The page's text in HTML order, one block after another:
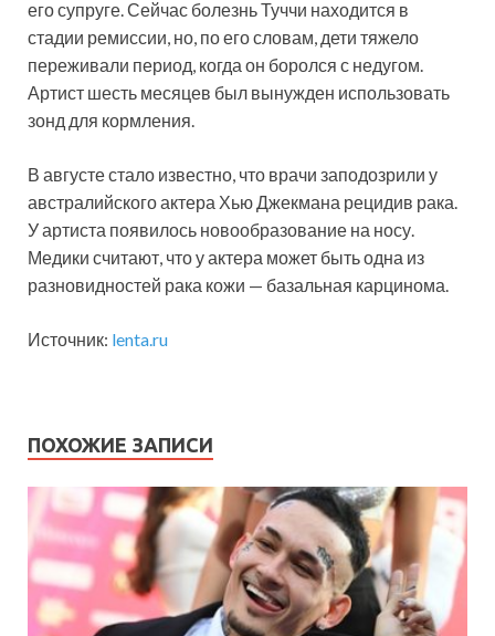
его супруге. Сейчас болезнь Туччи находится в
стадии ремиссии, но, по его словам, дети тяжело
переживали период, когда он боролся с недугом.
Артист шесть месяцев был вынужден использовать
зонд для кормления.
В августе стало известно, что врачи заподозрили у
австралийского актера Хью Джекмана рецидив рака.
У артиста появилось новообразование на носу.
Медики считают, что у актера может быть одна из
разновидностей рака кожи — базальная карцинома.
Источник: lenta.ru
ПОХОЖИЕ ЗАПИСИ